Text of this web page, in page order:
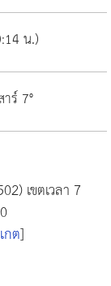
น.)
ร์ 7°
เขตเวลา 7
ต]